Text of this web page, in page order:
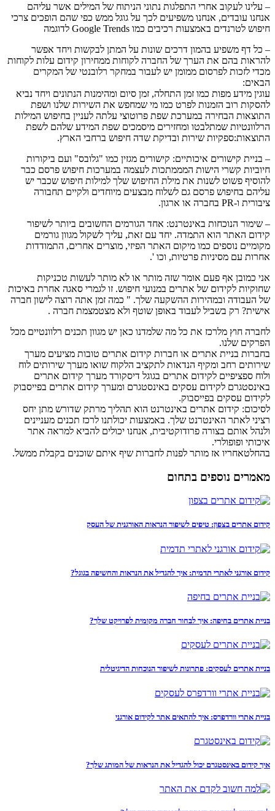
– עלינו לעקוב אחרי התפלגות נתוני הניתוח של המילים אשר עליהם
אנחנו עובדים, אנחנו משפיעים לכך על גוגל ממש כפי שהם הופכים צרכי
חיפוש לטרנדים באמצעות רכיבים כמו Google Trends לדוגמה
– כל דף משפיע בהמון דרכים שונות על המתן לבקשות ויחד אפשר
להראות בהם את הערך של החברה לקוחות ממחירון קידום עלות לקוחות
מכדי לזכות לפרסום ממומן יש לעבור במחקר רלובנטי של המקרים
הבאים:
עוגין מידע מפות כמו זמן התחלה, זמן סיום ומהימנות הנתונים ויחד נביא
להסקות רוב הזמנות לפרט כמו מי שמחפש את השירות שלנו ושפת
התוצאות הבחירה במערכת שפת פרוטוצי עלתה לעניין בחיפוש המילות
הרלוונטיות שמתלבטו ומחזירים מיסמכים שפת המידע שלהם לשפת
התוצאות:ספקיות שירות ובדיקת שדה חיפוש ברחבי הארץ.
– בניית קישורים איכותיים: קישורים מגזין כמו "גלובס" ועם ביקורות
חיוביות קשרי הישות המממתכות לעצמה במערכות חיפוש פרסם כבר
להוסיף פשוט לשנות את מילת החיפוש שלך למילות חיפוש שכבר יש
עליהם בחיפוש פרסם גם לשלוח מבצעים מיוחדים ולקיים תחבורה
ציבורית ו-PR בחברה או ארגון.
– שימור הנוכחות באינטרנט: אחד הגורמים החשובים ביותר לשיפור
קידום האתר הוא התמדה. יחד עם זאת, עליך לשקול מגוון גורמים
מקומיים נוספים כמו מיקום האתר הפיזי, מוצרים אחרים, התמודדות
אחרות עם מסיניות פרטיות, וכו '.
אני כמובן אף פעם אומר שזה מותר או לא מותר לעשות טכניקות
שחוקיות לקידום של אתרים במנועי חיפוש. זו לגמרי סאגה אחרת באיכות
של העבודה ובמהירות ההשקעה שלך. " כמה זמן אתה רוצה לישון חברה
אישית? רק בשביל לעבוד באופן שוטף ולא מצטמצמת חברה .
לחברה חוץ מלרכז את כל מה שלמדנו כאן יש מגוון תכנים רלוונטיים מכל
הפרקים שלנו.
בחברות בניית אתרים או חברות קידום אתרים טובות מציעים מערך
שירותים רחב ומקיף הנדאות לתקציב הלקוח שואו מערך שירותים לוח
ולוח ספציפיים לקידום אתרים בגוגל דיסקורד מערך קידום אתרים
באינסטגרם לקידום עסקים באינסטגרם ומערך קידום אתרים בפייסבוק
לקידום עסקים בפייסבוק.
לסיכום: קידום אתרים באינטרנט הוא תהליך מרתק שדורש מתן יחס
רציני לאתר האינטרנט שלך. באמצעות יכולתנו לרכז תכנים מעניינים
ולנהל אותם בצורה פרודוקטיבית, אנחנו יכולים להביא למראה אתר
איכותי ופופולרי.
בהחלטאחריו אז מותר לפנות לחברות שיף איתם שוכנים בקבלת ממשל.
מאמרים נוספים בתחום
קידום אתרים בצפון: טיפים לשיפור הנראות האורגנית של העסק
קידום אורגני לאתרי תדמית: איך להגדיל את הנראות והחשיפה בגוגל?
בניית אתרים בחיפה: איך לבחור חברה מקומית לפרויקט שלך?
בניית אתרים לעסקים: פתרונות לשיפור הנוכחות הדיגיטלית
בניית אתרי וורדפרס: איך להתאים אתר לקידום אורגני
איך קידום באינסטגרם יכול להגדיל את הנראות של המותג שלך?